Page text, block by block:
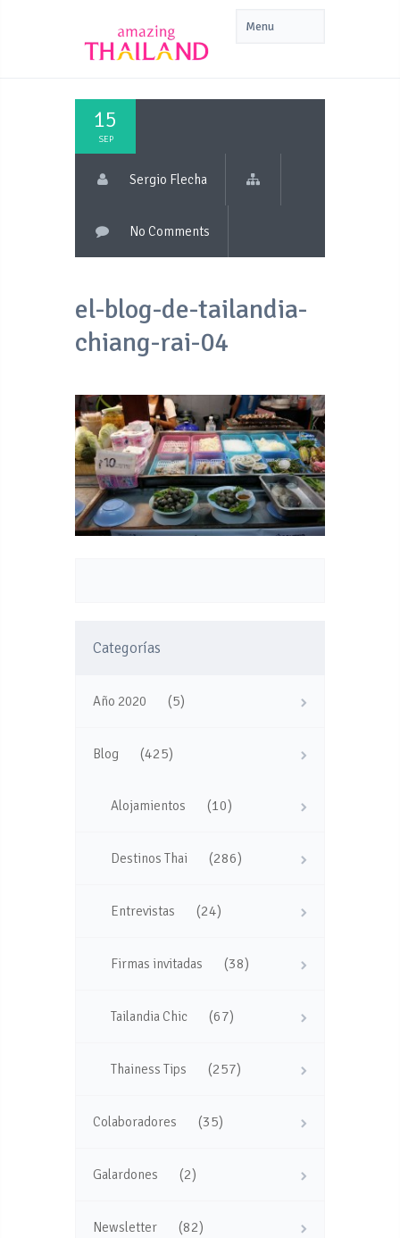
15
SEP
Sergio Flecha
No Comments
el-blog-de-tailandia-
chiang-rai-04
Categorías
Año 2020 (5)
Blog (425)
Alojamientos (10)
Destinos Thai (286)
Entrevistas (24)
Firmas invitadas (38)
Tailandia Chic (67)
Thainess Tips (257)
Colaboradores (35)
Galardones (2)
Newsletter (82)